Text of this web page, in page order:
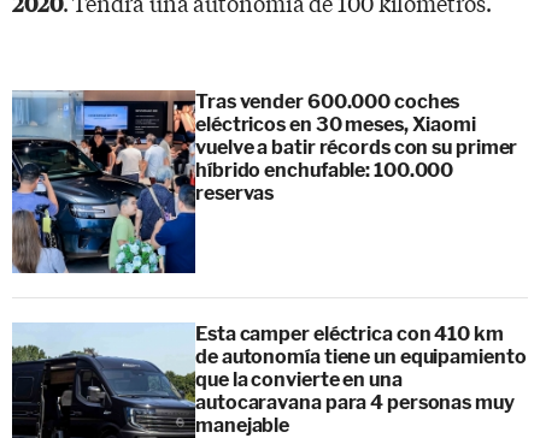
Tras vender 600.000 coches
eléctricos en 30 meses, Xiaomi
vuelve a batir récords con su primer
híbrido enchufable: 100.000
reservas
Esta camper eléctrica con 410 km
de autonomía tiene un equipamiento
que la convierte en una
autocaravana para 4 personas muy
manejable